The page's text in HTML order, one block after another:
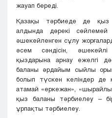
жауап береді.
Қазақы тәрбиеде де қыз
алдында дөрекі
әшекейленген сұлу
әсем сәндісін,
қыздарына арнау ежелгі
баланы әрдайым сыйлы
болып түскен келіндер де
атамай «еркежан»,
қыз баланы тәрбиелеу –
ұрпақты тәрбиелеу.